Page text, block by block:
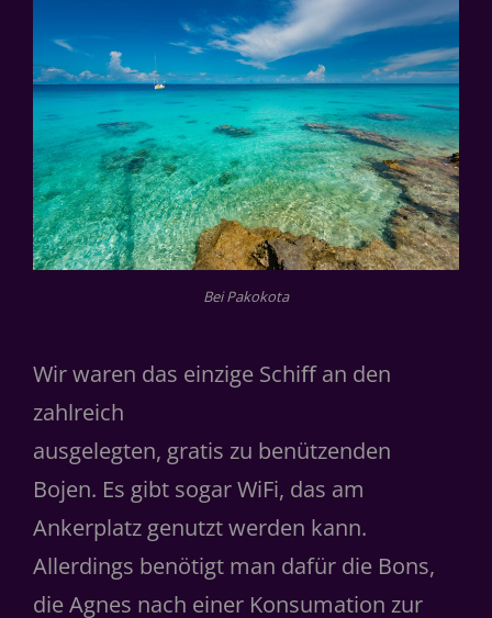
Bei Pakokota
Wir waren das einzige Schiﬀ an den
zahlreich
ausgelegten, gratis zu benützenden
Bojen. Es gibt sogar WiFi, das am
Ankerplatz genutzt werden kann.
Allerdings benötigt man dafür die Bons,
die Agnes nach einer Konsumation zur